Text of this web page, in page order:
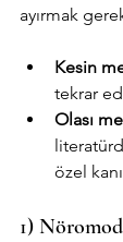
ayırmak
Kesin
tekrar
Olası
özel
1)